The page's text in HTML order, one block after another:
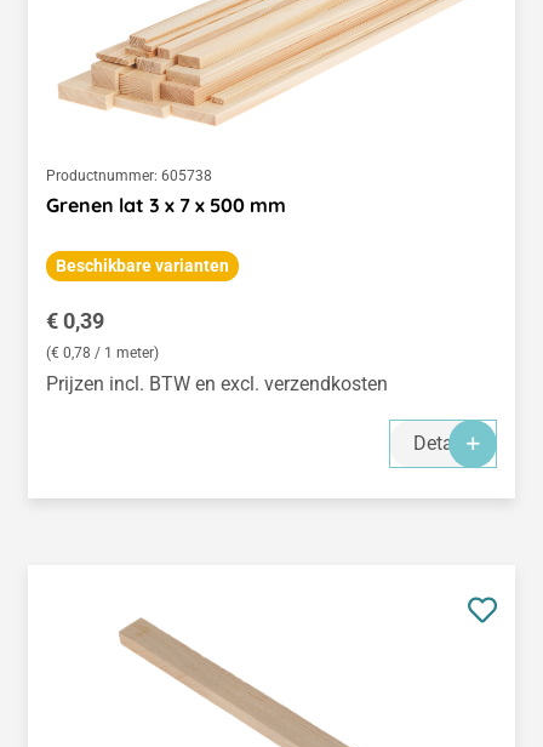
Productnummer: 605738
Grenen lat 3 x 7 x 500 mm
Beschikbare varianten
Normale prijs:
€ 0,39
(€ 0,78 / 1 meter)
Prijzen incl. BTW en excl. verzendkosten
Details